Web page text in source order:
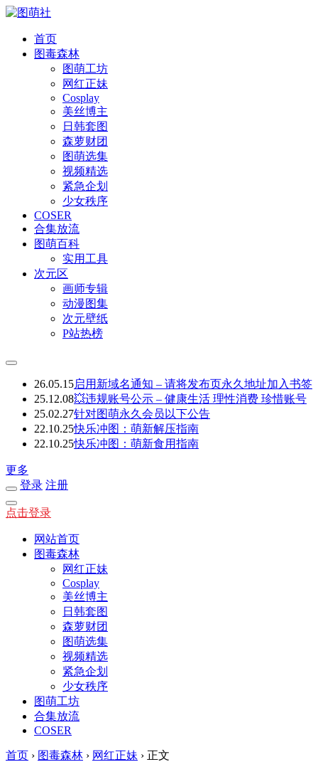
首页
图毒森林
图萌工坊
网红正妹
Cosplay
美丝博主
日韩套图
森萝财团
图萌选集
视频精选
紧急企划
少女秩序
COSER
合集放流
图萌百科
实用工具
次元区
画师专辑
动漫图集
次元壁纸
P站热榜
26.05.15启用新域名通知 – 请将发布页永久地址加入书签
25.12.08💥违规账号公示 – 健康生活 理性消费 珍惜账号
25.02.27针对图萌永久会员以下公告
22.10.25快乐冲图：萌新解压指南
22.10.25快乐冲图：萌新食用指南
更多
登录 注册
点击登录
网站首页
图毒森林
网红正妹
Cosplay
美丝博主
日韩套图
森萝财团
图萌选集
视频精选
紧急企划
少女秩序
图萌工坊
合集放流
COSER
首页 › 图毒森林 › 网红正妹 › 正文